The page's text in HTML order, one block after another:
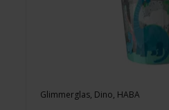
Glimmerglas, Dino, HABA